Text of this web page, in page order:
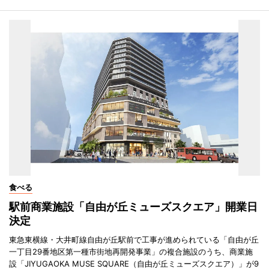
食べる
駅前商業施設「自由が丘ミューズスクエア」開業日
決定
東急東横線・大井町線自由が丘駅前で工事が進められている「自由が丘
一丁目29番地区第一種市街地再開発事業」の複合施設のうち、商業施
設「JIYUGAOKA MUSE SQUARE（自由が丘ミューズスクエア）」が9